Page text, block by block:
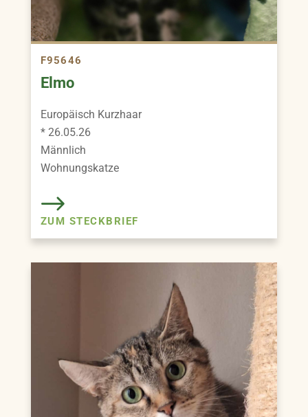
F95646
Elmo
Europäisch Kurzhaar
* 26.05.26
Männlich
Wohnungskatze
ZUM STECKBRIEF